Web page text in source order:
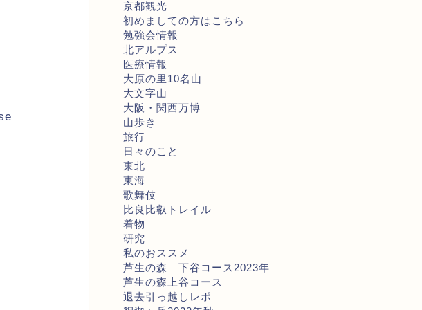
京都観光
初めましての方はこちら
勉強会情報
北アルプス
医療情報
大原の里10名山
大文字山
大阪・関西万博
山歩き
旅行
日々のこと
東北
東海
歌舞伎
比良比叡トレイル
着物
研究
私のおススメ
芦生の森 下谷コース2023年
芦生の森上谷コース
退去引っ越しレポ